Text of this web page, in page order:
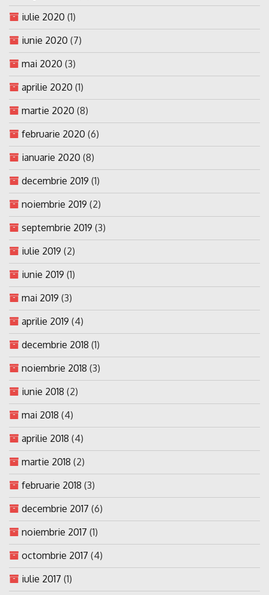
iulie 2020 (1)
iunie 2020 (7)
mai 2020 (3)
aprilie 2020 (1)
martie 2020 (8)
februarie 2020 (6)
ianuarie 2020 (8)
decembrie 2019 (1)
noiembrie 2019 (2)
septembrie 2019 (3)
iulie 2019 (2)
iunie 2019 (1)
mai 2019 (3)
aprilie 2019 (4)
decembrie 2018 (1)
noiembrie 2018 (3)
iunie 2018 (2)
mai 2018 (4)
aprilie 2018 (4)
martie 2018 (2)
februarie 2018 (3)
decembrie 2017 (6)
noiembrie 2017 (1)
octombrie 2017 (4)
iulie 2017 (1)